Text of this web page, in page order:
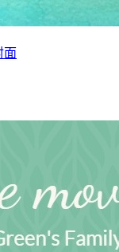
面